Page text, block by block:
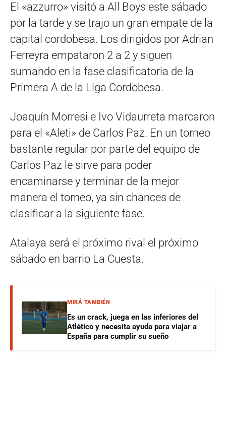
El «azzurro» visitó a All Boys este sábado
por la tarde y se trajo un gran empate de la
capital cordobesa. Los dirigidos por Adrian
Ferreyra empataron 2 a 2 y siguen
sumando en la fase clasificatoria de la
Primera A de la Liga Cordobesa.
Joaquín Morresi e Ivo Vidaurreta marcaron
para el «Aleti» de Carlos Paz. En un torneo
bastante regular por parte del equipo de
Carlos Paz le sirve para poder
encaminarse y terminar de la mejor
manera el torneo, ya sin chances de
clasificar a la siguiente fase.
Atalaya será el próximo rival el próximo
sábado en barrio La Cuesta.
MIRÁ TAMBIÉN
Es un crack, juega en las inferiores del
Atlético y necesita ayuda para viajar a
España para cumplir su sueño